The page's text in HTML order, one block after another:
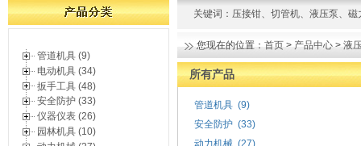
管道机具 (9)
电动机具 (34)
扳手工具 (48)
安全防护 (33)
仪器仪表 (26)
园林机具 (10)
关键词： 压接钳、 切管机、 液压泵、 磁
您现在的位置： 首页 > 产品中心 > 液
所有产品
管道机具 (9)
安全防护 (33)
动力机械 (27)